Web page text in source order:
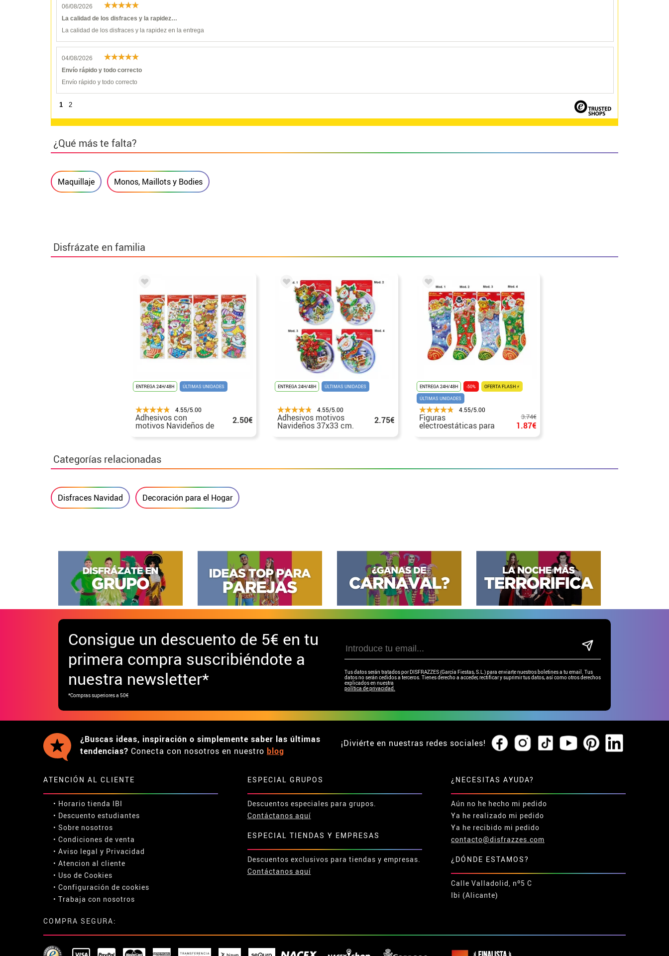
06/08/2026
La calidad de los disfraces y la rapidez…
La calidad de los disfraces y la rapidez en la entrega
04/08/2026
Envío rápido y todo correcto
Envío rápido y todo correcto
1 2
¿Qué más te falta?
Maquillaje Monos, Maillots y Bodies
Disfrázate en familia
ENTREGA 24H/48H ÚLTIMAS UNIDADES
4.55/5.00
Adhesivos con
motivos Navideños de 2.50€
ENTREGA 24H/48H ÚLTIMAS UNIDADES
4.55/5.00
Adhesivos motivos
Navideños 37x33 cm. 2.75€
ENTREGA 24H/48H -50%
OFERTA FLASH ⚡
ÚLTIMAS UNIDADES
4.55/5.00
Figuras
electroestáticas para
decorar en Navidad
3.74€
1.87€
Categorías relacionadas
Disfraces Navidad Decoración para el Hogar
Consigue un descuento de 5€ en tu
primera compra suscribiéndote a
nuestra newsletter*
*Compras superiores a 50€
Tus datos serán tratados por DISFRAZZES (García Fiestas, S.L.) para enviarte nuestros boletines a tu email. Tus
datos no serán cedidos a terceros. Tienes derecho a acceder, rectificar y suprimir tus datos, así como otros derechos
explicados en nuestra
política de privacidad.
¿Buscas ideas, inspiración o simplemente saber las últimas
tendencias? Conecta con nosotros en nuestro blog
¡Diviérte en nuestras redes sociales!
ATENCIÓN AL CLIENTE
• Horario tienda IBI
• Descuento estudiantes
• Sobre nosotros
• Condiciones de venta
• Aviso legal y Privacidad
• Atencion al cliente
• Uso de Cookies
• Configuración de cookies
• Trabaja con nosotros
ESPECIAL GRUPOS
Descuentos especiales para grupos.
Contáctanos aquí
ESPECIAL TIENDAS Y EMPRESAS
Descuentos exclusivos para tiendas y empresas.
Contáctanos aquí
¿NECESITAS AYUDA?
Aún no he hecho mi pedido
Ya he realizado mi pedido
Ya he recibido mi pedido
contacto@disfrazzes.com
¿DÓNDE ESTAMOS?
Calle Valladolid, nº5 C
Ibi (Alicante)
COMPRA SEGURA: